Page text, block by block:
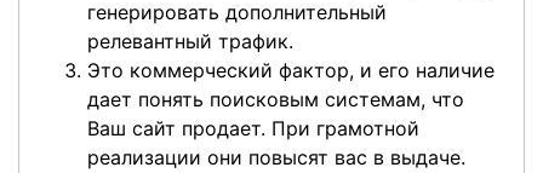
генерировать дополнительный
релевантный трафик.
Это коммерческий фактор, и его наличие
дает понять поисковым системам, что
Ваш сайт продает. При грамотной
реализации они повысят вас в выдаче.